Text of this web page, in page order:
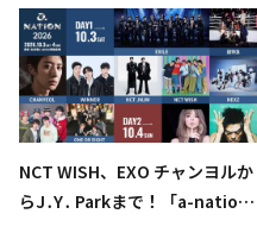
NCT WISH、EXO チャンヨルか
らJ․Y․ Parkまで！「a-nation